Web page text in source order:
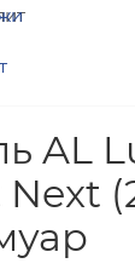
поможем
AL